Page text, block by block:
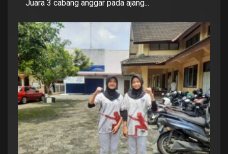
Juara 3 cabang anggar pada ajang...